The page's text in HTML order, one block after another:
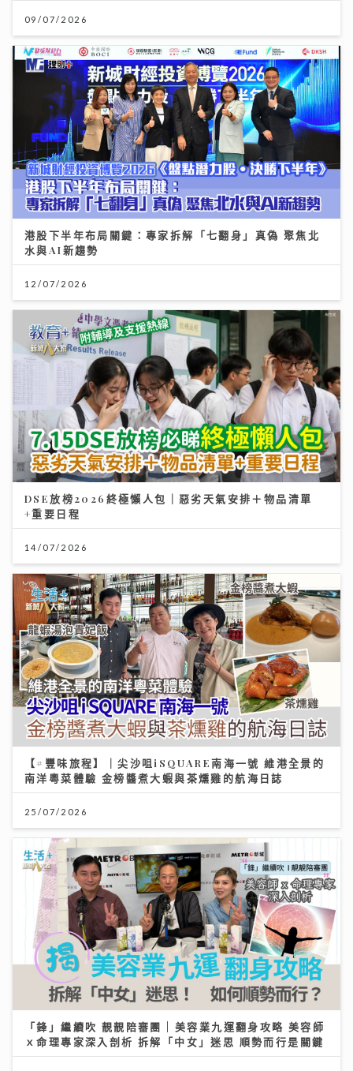
09/07/2026
港股下半年布局關鍵：專家拆解「七翻身」真偽 聚焦北
水與AI新趨勢
12/07/2026
DSE放榜2026終極懶人包｜惡劣天氣安排＋物品清單
+重要日程
14/07/2026
【#豐味旅程】｜尖沙咀iSQUARE南海一號 維港全景的
南洋粵菜體驗 金榜醬煮大蝦與茶燻雞的航海日誌
25/07/2026
「鋒」繼續吹 靚靚陪審團 | 美容業九運翻身攻略 美容師
ｘ命理專家深入剖析 拆解「中女」迷思 順勢而行是關鍵